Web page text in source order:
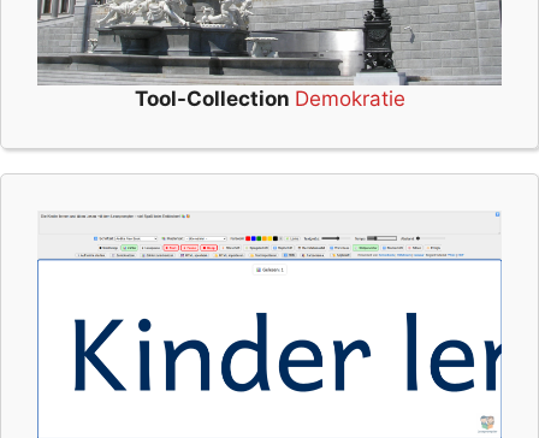
Tool-Collection Demokratie